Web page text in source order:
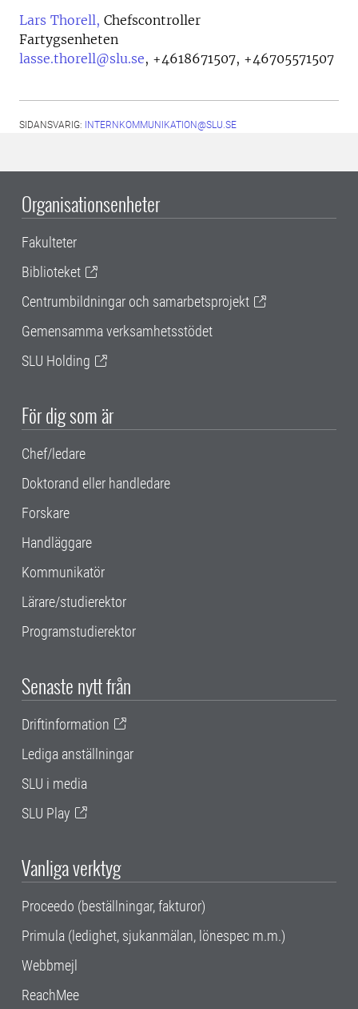
Lars Thorell, Chefscontroller
Fartygsenheten
lasse.thorell@slu.se, +4618671507, +46705571507
SIDANSVARIG: INTERNKOMMUNIKATION@SLU.SE
Organisationsenheter
Fakulteter
Biblioteket
Centrumbildningar och samarbetsprojekt
Gemensamma verksamhetsstödet
SLU Holding
För dig som är
Chef/ledare
Doktorand eller handledare
Forskare
Handläggare
Kommunikatör
Lärare/studierektor
Programstudierektor
Senaste nytt från
Driftinformation
Lediga anställningar
SLU i media
SLU Play
Vanliga verktyg
Proceedo (beställningar, fakturor)
Primula (ledighet, sjukanmälan, lönespec m.m.)
Webbmejl
ReachMee